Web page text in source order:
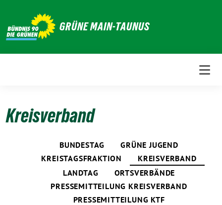
Inhalt
GRÜNE MAIN-TAUNUS
Kreisverband
BUNDESTAG
GRÜNE JUGEND
KREISTAGSFRAKTION
KREISVERBAND
LANDTAG
ORTSVERBÄNDE
PRESSEMITTEILUNG KREISVERBAND
PRESSEMITTEILUNG KTF